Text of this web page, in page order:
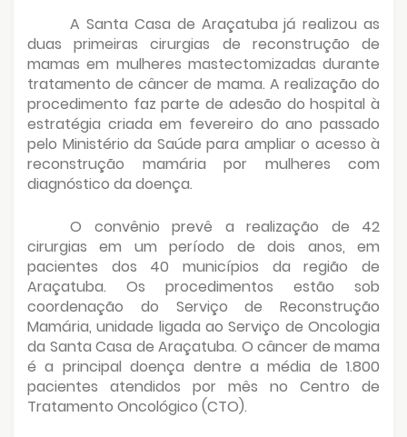
A Santa Casa de Araçatuba já realizou as
duas primeiras cirurgias de reconstrução de
mamas em mulheres mastectomizadas durante
tratamento de câncer de mama. A realização do
procedimento faz parte de adesão do hospital à
estratégia criada em fevereiro do ano passado
pelo Ministério da Saúde para ampliar o acesso à
reconstrução mamária por mulheres com
diagnóstico da doença.
O convênio prevê a realização de 42
cirurgias em um período de dois anos, em
pacientes dos 40 municípios da região de
Araçatuba. Os procedimentos estão sob
coordenação do Serviço de Reconstrução
Mamária, unidade ligada ao Serviço de Oncologia
da Santa Casa de Araçatuba. O câncer de mama
é a principal doença dentre a média de 1.800
pacientes atendidos por mês no Centro de
Tratamento Oncológico (CTO).